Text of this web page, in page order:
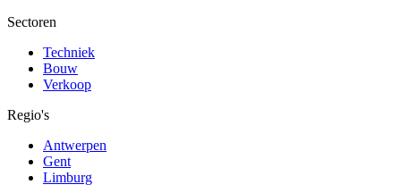
Sectoren
Techniek
Bouw
Verkoop
Regio's
Antwerpen
Gent
Limburg